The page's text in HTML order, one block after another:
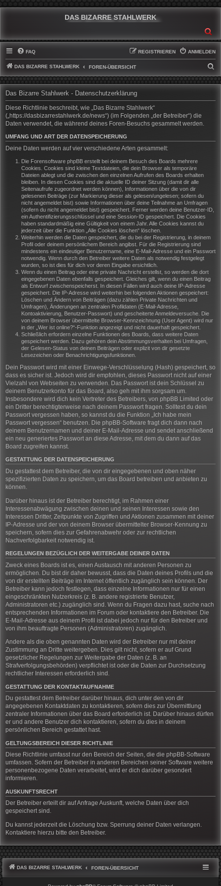
DAS BIZARRE STAHLWERK
FAQ ANMELDEN
REGISTRIEREN
DAS BIZARRE STAHLWERK FOREN-ÜBERSICHT
U
H
Das Bizarre Stahlwerk - Datenschutzerklärung
Diese Richtlinie beschreibt, wie „Das Bizarre Stahlwerk“
(„https://dasbizarrestahlwerk.de/news“) (im Folgenden „der Betreiber“) die
Daten verwendet, die während deines Foren-Besuchs gesammelt werden.
UMFANG UND ART DER DATENSPEICHERUNG
Deine Daten werden auf vier verschiedene Arten gesammelt:
Die Forensoftware phpBB erstellt bei deinem Besuch des Boards mehrere
Cookies. Cookies sind kleine Textdateien, die dein Browser als temporäre
Dateien ablegt und die zwischen den einzelnen Aufrufen des Boards erhalten
bleiben. In diesen Cookies sind die aktuelle ID deiner Sitzung (damit dir alle
Seitenaufrufe zugeordnet werden können), Informationen über die von dir
gelesenen Beiträge (zur Markierung dieser als gelesen/ungelesen; sofern du
nicht angemeldet bist) sowie Informationen über deine Teilnahme an Umfragen
(sofern du nicht angemeldet bist) gespeichert. Ferner werden deine Benutzer-ID,
ein Authentifizierungsschlüssel und eine Session-ID gespeichert. Die Cookies
haben standardmäßig eine Gültigkeit von einem Jahr. Alle Cookies kannst du
jederzeit über die Funktion „Alle Cookies löschen“ löschen.
Weiterhin werden die Daten gespeichert, die du bei der Registrierung, in deinem
Profil oder deinem persönlichem Bereich angibst. Für die Registrierung sind
mindestens ein eindeutiger Benutzername, eine E-Mail-Adresse und ein Passwort
notwendig. Wenn durch den Betreiber weitere Daten als notwendig festgelegt
wurden, so ist dies für dich vor deren Eingabe ersichtlich.
Wenn du einen Beitrag oder eine private Nachricht erstellst, so werden die dort
eingegebenen Daten ebenfalls gespeichert. Gleiches gilt, wenn du einen Beitrag
als Entwurf zwischenspeicherst. In diesen Fällen wird auch deine IP-Adresse
gespeichert. Die IP-Adresse wird weiterhin bei folgenden Aktionen gespeichert:
Löschen und Ändern von Beiträgen (dazu zählen Private Nachrichten und
Umfragen), Änderungen an zentralen Profildaten (E-Mail-Adresse,
Kontoaktivierung, Benutzer-Passwort) und gescheiterte Anmeldeversuche. Die
von deinem Browser übermittelte Browser-Kennzeichnung (User Agent) wird nur
in der „Wer ist online?“-Funktion angezeigt und nicht dauerhaft gespeichert.
Schließlich erfordern einzelne Funktionen des Boards, dass weitere Daten
gespeichert werden. Dazu gehören dein Abstimmungsverhalten bei Umfragen,
der Gelesen-Status von deinen Beiträgen oder explizit von dir gesetzte
Lesezeichen oder Benachrichtigungsfunktionen.
Dein Passwort wird mit einer Einwege-Verschlüsselung (Hash) gespeichert, so
dass es sicher ist. Jedoch wird dir empfohlen, dieses Passwort nicht auf einer
Vielzahl von Webseiten zu verwenden. Das Passwort ist dein Schlüssel zu
deinem Benutzerkonto für das Board, also geh mit ihm sorgsam um.
Insbesondere wird dich kein Vertreter des Betreibers, von phpBB Limited oder
ein Dritter berechtigterweise nach deinem Passwort fragen. Solltest du dein
Passwort vergessen haben, so kannst du die Funktion „Ich habe mein
Passwort vergessen“ benutzen. Die phpBB-Software fragt dich dann nach
deinem Benutzernamen und deiner E-Mail-Adresse und sendet anschließend
ein neu generiertes Passwort an diese Adresse, mit dem du dann auf das
Board zugreifen kannst.
GESTATTUNG DER DATENSPEICHERUNG
Du gestattest dem Betreiber, die von dir eingegebenen und oben näher
spezifizierten Daten zu speichern, um das Board betreiben und anbieten zu
können.
Darüber hinaus ist der Betreiber berechtigt, im Rahmen einer
Interessenabwägung zwischen deinen und seinen Interessen sowie den
Interessen Dritter, Zeitpunkte von Zugriffen und Aktionen zusammen mit deiner
IP-Adresse und der von deinem Browser übermittelter Browser-Kennung zu
speichern, sofern dies zur Gefahrenabwehr oder zur rechtlichen
Nachverfolgbarkeit notwendig ist.
REGELUNGEN BEZÜGLICH DER WEITERGABE DEINER DATEN
Zweck eines Boards ist es, einen Austausch mit anderen Personen zu
ermöglichen. Du bist dir daher bewusst, dass die Daten deines Profils und die
von dir erstellten Beiträge im Internet öffentlich zugänglich sein können. Der
Betreiber kann jedoch festlegen, dass einzelne Informationen nur für einen
eingeschränkten Nutzerkreis (z. B. andere registrierte Benutzer,
Administratoren etc.) zugänglich sind. Wenn du Fragen dazu hast, suche nach
entsprechenden Informationen im Forum oder kontaktiere den Betreiber. Die
E-Mail-Adresse aus deinem Profil ist dabei jedoch nur für den Betreiber und
von ihm beauftragte Personen (Administratoren) zugänglich.
Andere als die oben genannten Daten wird der Betreiber nur mit deiner
Zustimmung an Dritte weitergeben. Dies gilt nicht, sofern er auf Grund
gesetzlicher Regelungen zur Weitergabe der Daten (z. B. an
Strafverfolgungsbehörden) verpflichtet ist oder die Daten zur Durchsetzung
rechtlicher Interessen erforderlich sind.
GESTATTUNG DER KONTAKTAUFNAHME
Du gestattest dem Betreiber darüber hinaus, dich unter den von dir
angegebenen Kontaktdaten zu kontaktieren, sofern dies zur Übermittlung
zentraler Informationen über das Board erforderlich ist. Darüber hinaus dürfen
er und andere Benutzer dich kontaktieren, sofern du dies in deinem
persönlichen Bereich gestattet hast.
GELTUNGSBEREICH DIESER RICHTLINIE
Diese Richtlinie umfasst nur den Bereich der Seiten, die die phpBB-Software
umfassen. Sofern der Betreiber in anderen Bereichen seiner Software weitere
personenbezogene Daten verarbeitet, wird er dich darüber gesondert
informieren.
AUSKUNFTSRECHT
Der Betreiber erteilt dir auf Anfrage Auskunft, welche Daten über dich
gespeichert sind.
Du kannst jederzeit die Löschung bzw. Sperrung deiner Daten verlangen.
Kontaktiere hierzu bitte den Betreiber.
DAS BIZARRE STAHLWERK FOREN-ÜBERSICHT